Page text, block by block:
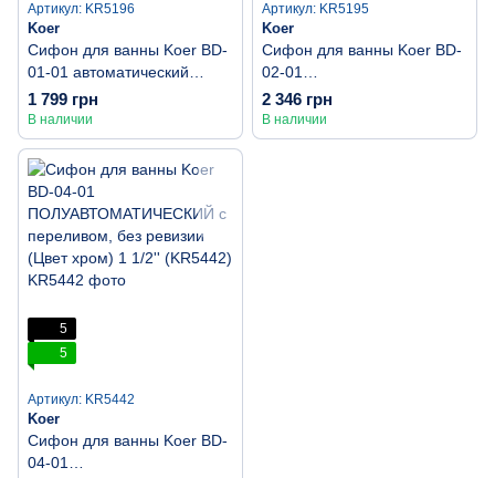
Артикул: KR5196
Koer
Сифон для ванны Koer BD-
01-01 автоматический
(Click-Clack) с переливом,
без ревизии (Цвет хром) 1
1/2'' (KR5196)
1 799 грн
В наличии
Артикул: KR5195
Koer
Сифон для ванны Koer BD-
02-01
ПОЛУАВТОМАТИЧЕСКИЙ с
переливом, без ревизии
(Цвет хром) 1 1/2'' (KR5195)
2 346 грн
В наличии
5
5
Артикул: KR5442
Koer
Сифон для ванны Koer BD-
04-01